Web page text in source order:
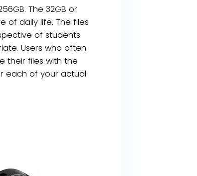
The 32GB or
of daily life. The files
of students
Users who often
their files with the
each of your actual